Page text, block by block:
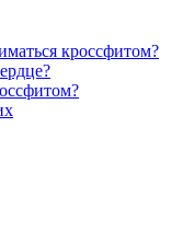
кроссфитом?